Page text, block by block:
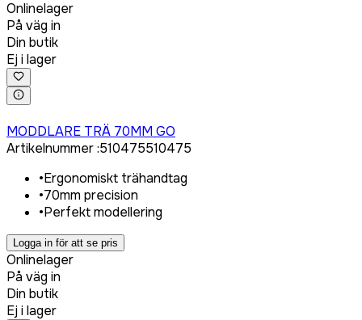
Onlinelager
På väg in
Din butik
Ej i lager
MODDLARE TRÄ 70MM GO
Artikelnummer:510475510475
•Ergonomiskt trähandtag
•70mm precision
•Perfekt modellering
Logga in för att se pris
Onlinelager
På väg in
Din butik
Ej i lager